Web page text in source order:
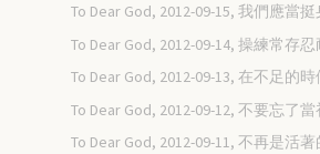
To Dear God, 2012-09-15, 我們應當
To Dear God, 2012-09-14, 操練常存
To Dear God, 2012-09-13, 在不足的
To Dear God, 2012-09-12, 不要忘了
To Dear God, 2012-09-11, 不再是活著